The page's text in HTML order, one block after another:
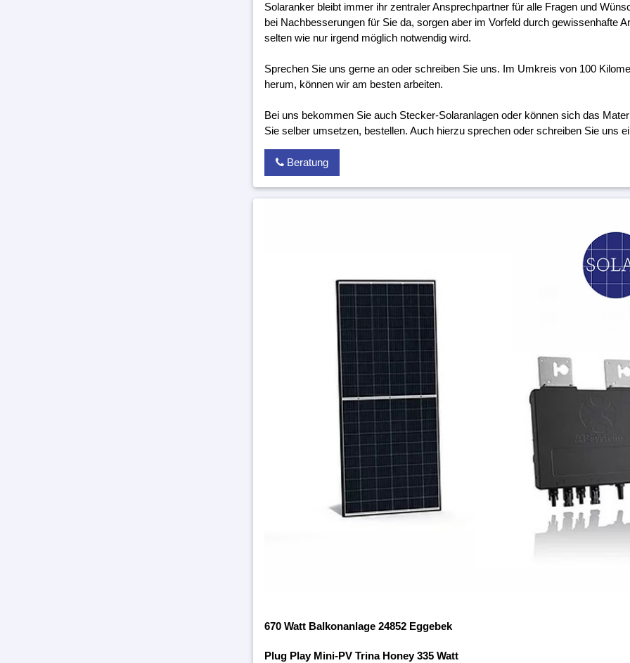
Solaranker bleibt immer ihr zentraler Ansprechpartner für alle Fragen und
bei Nachbesserungen für Sie da, sorgen aber im Vorfeld durch gewissenhafte
selten wie nur irgend möglich notwendig wird.
Sprechen Sie uns gerne an oder schreiben Sie uns. Im Umkreis von 100
herum, können wir am besten arbeiten.
Bei uns bekommen Sie auch Stecker-Solaranlagen oder können sich das
Sie selber umsetzen, bestellen. Auch hierzu sprechen oder schreiben Sie uns
Beratung
670 Watt Balkonanlage 24852 Eggebek
Plug Play Mini-PV Trina Honey 335 Watt